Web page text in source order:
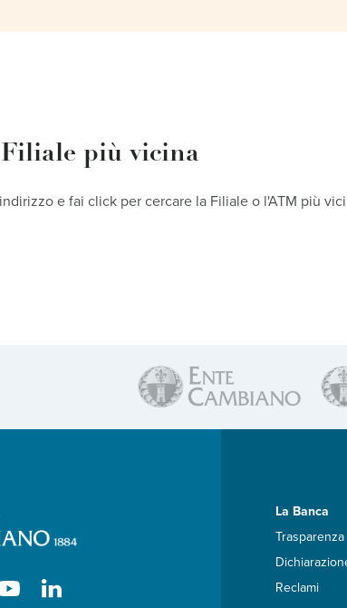
più vicina
e fai click per cercare la Filiale o l'ATM più
La Banca
Trasparenza
Reclami